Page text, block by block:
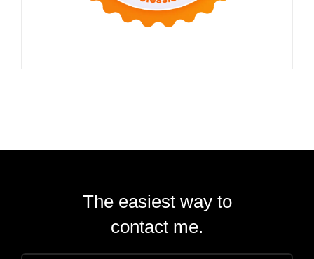
The easiest way to
contact me.